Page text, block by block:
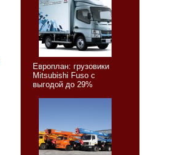
Европлан: грузовики
Mitsubishi Fuso с
выгодой до 29%